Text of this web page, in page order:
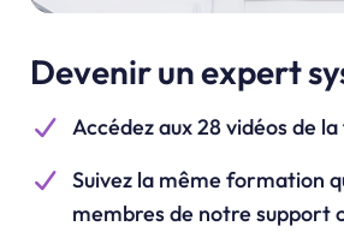
Devenir un expert
Accédez aux 28 vidéos de
Suivez la même formation
membres de notre support